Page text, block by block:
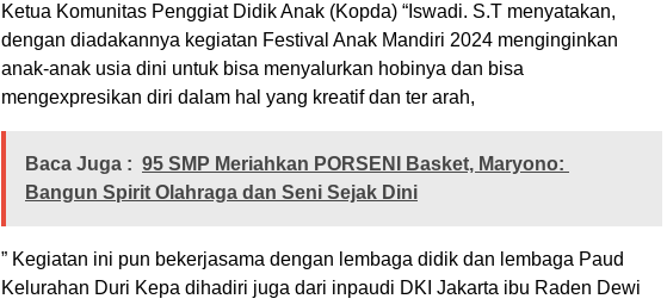
Ketua Komunitas Penggiat Didik Anak (Kopda) “Iswadi. S.T menyatakan,
dengan diadakannya kegiatan Festival Anak Mandiri 2024 menginginkan
anak-anak usia dini untuk bisa menyalurkan hobinya dan bisa
mengexpresikan diri dalam hal yang kreatif dan ter arah,
Baca Juga : 95 SMP Meriahkan PORSENI Basket, Maryono:
Bangun Spirit Olahraga dan Seni Sejak Dini
” Kegiatan ini pun bekerjasama dengan lembaga didik dan lembaga Paud
Kelurahan Duri Kepa dihadiri juga dari inpaudi DKI Jakarta ibu Raden Dewi